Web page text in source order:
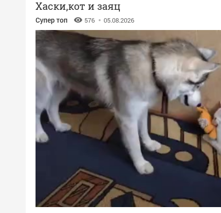
Хаски,кот и заяц
Супер топ 576 05.08.2026